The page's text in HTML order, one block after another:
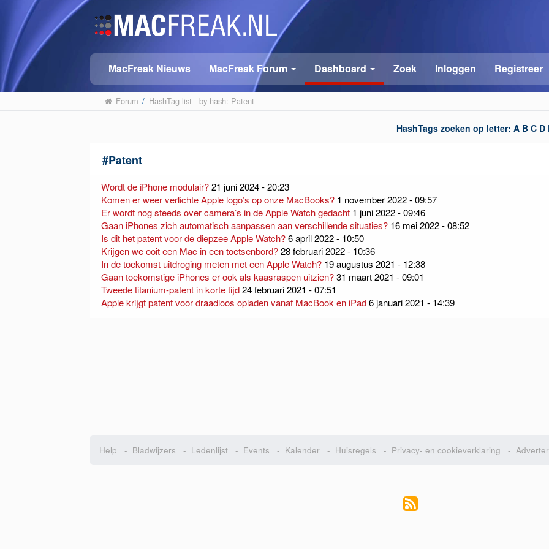
MacFreak Nieuws MacFreak Forum Dashboard Zoek Inloggen Registreer
Forum / HashTag list - by hash: Patent
HashTags zoeken op letter: A B C D
#Patent
Wordt de iPhone modulair?21 juni 2024 - 20:23
Komen er weer verlichte Apple logo’s op onze MacBooks? 1 november 2022 - 09:57
Er wordt nog steeds over camera’s in de Apple Watch gedacht 1 juni 2022 - 09:46
Gaan iPhones zich automatisch aanpassen aan verschillende situaties? 16 mei 2022 - 08:52
Is dit het patent voor de diepzee Apple Watch?6 april 2022 - 10:50
Krijgen we ooit een Mac in een toetsenbord?28 februari 2022 - 10:36
In de toekomst uitdroging meten met een Apple Watch? 19 augustus 2021 - 12:38
Gaan toekomstige iPhones er ook als kaasraspen uitzien?31 maart 2021 - 09:01
Tweede titanium-patent in korte tijd24 februari 2021 - 07:51
Apple krijgt patent voor draadloos opladen vanaf MacBook en iPad6 januari 2021 - 14:39
Help - Bladwijzers - Ledenlijst - Events - Kalender - Huisregels - Privacy- en cookieverklaring -